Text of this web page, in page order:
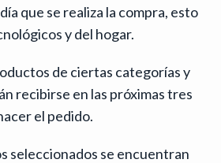
que se realiza la compra, esto
y del hogar.
de ciertas categorías y
recibirse en las próximas tres
el pedido.
seleccionados se encuentran